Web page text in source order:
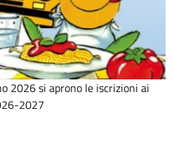
2026 si aprono le iscrizioni ai
2027